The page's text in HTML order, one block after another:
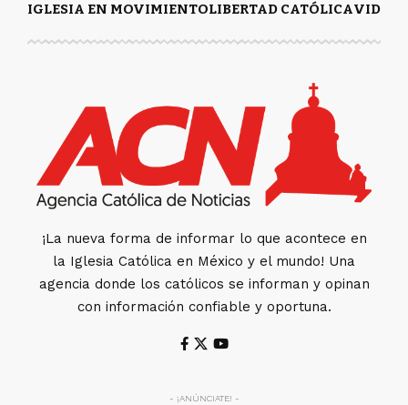
IGLESIA EN MOVIMIENTOLIBERTAD CATÓLICAVIDA
¡La nueva forma de informar lo que acontece en
la Iglesia Católica en México y el mundo! Una
agencia donde los católicos se informan y opinan
con información confiable y oportuna.
- ¡ANÚNCIATE! -